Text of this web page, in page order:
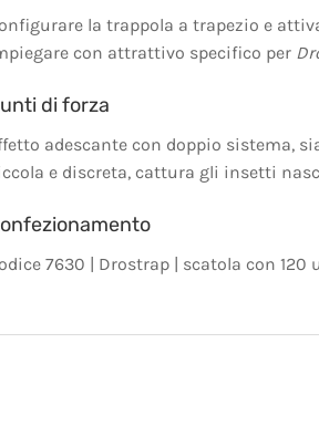
la trappola a trapezio e
con attrattivo specifico per
di forza
adescante con doppio sistema,
e discreta, cattura gli insetti
7630 | Drostrap | scatola con 120